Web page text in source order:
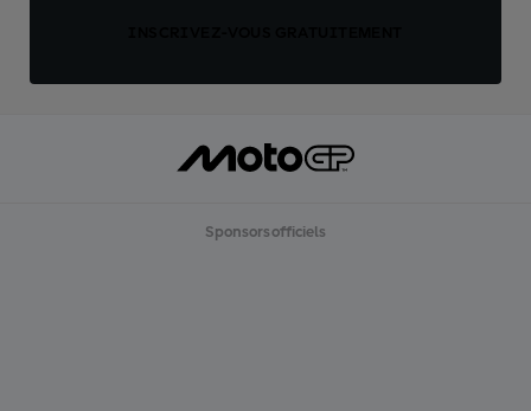
Sponsors officiels